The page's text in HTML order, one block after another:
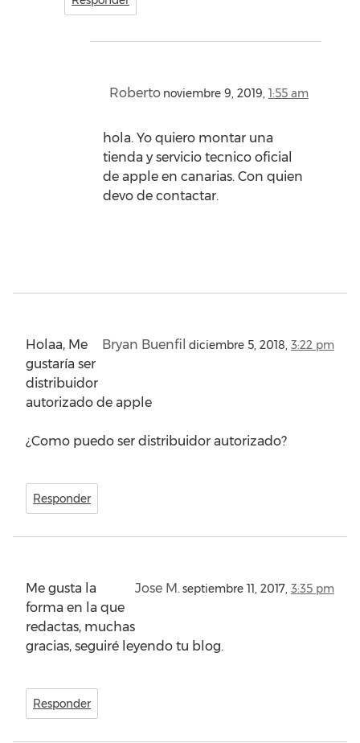
Roberto noviembre 9, 2019, 1:55 am
hola. Yo quiero montar una
tienda y servicio tecnico oficial
de apple en canarias. Con quien
devo de contactar.
Bryan Buenfil diciembre 5, 2018, 3:22 pm
Holaa, Me
gustaría ser
distribuidor
autorizado de apple
¿Como puedo ser distribuidor autorizado?
Responder
Jose M.septiembre 11, 2017, 3:35 pm
Me gusta la
forma en la que
redactas, muchas
gracias, seguiré leyendo tu blog.
Responder